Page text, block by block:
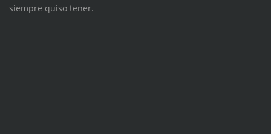
siempre quiso tener.